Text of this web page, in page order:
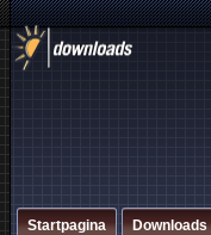
Startpagina Downloads